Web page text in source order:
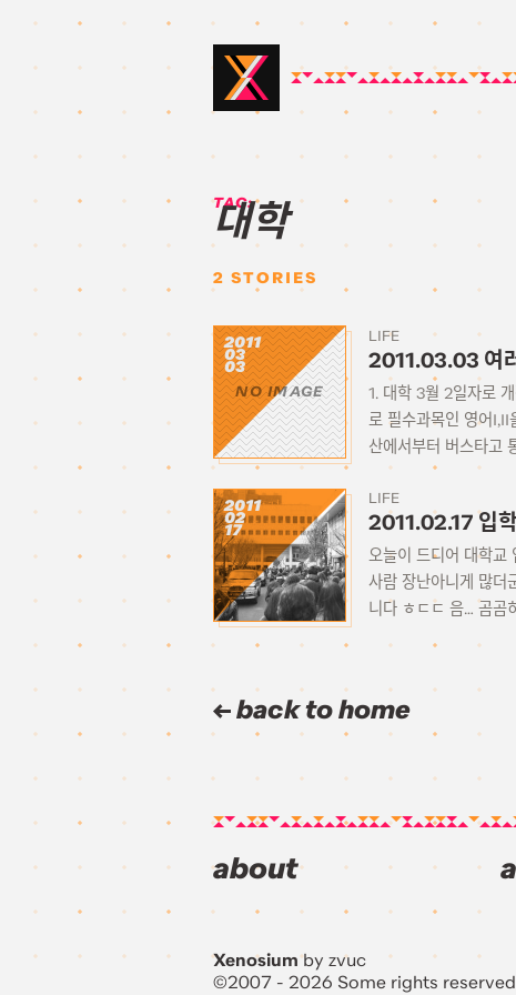
TAG:
대학
2 STORIES
NO IMAGE
2011
03
03
LIFE
2011.03.03 여
1. 대학 3월 2일자로
로 필수과목인 영어I,II
산에서부터 버스타고
2011
02
17
LIFE
2011.02.17 입
오늘이 드디어 대학교
사람 장난아니게 많더
니다 ㅎㄷㄷ 음… 곰곰
back to home
about
Xenosiumby zvuc
©2007 - 2026 Some rights